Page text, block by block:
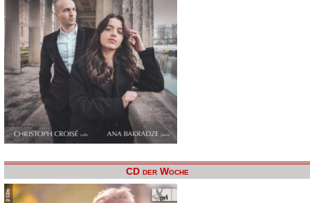
CD der Woche